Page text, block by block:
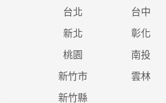
台北 台中
新北 彰化
桃園 南投
新竹市 雲林
新竹縣